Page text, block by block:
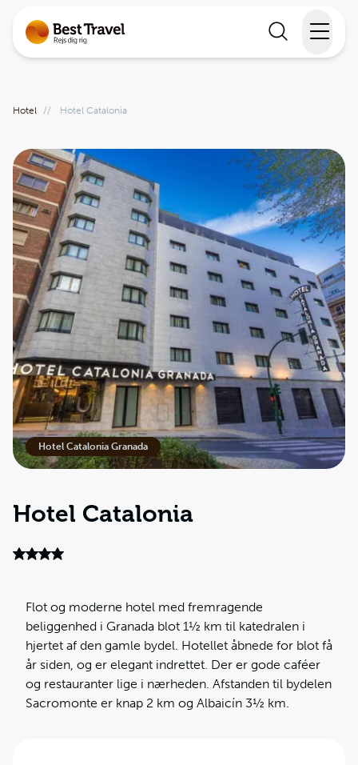
Rejsekalender
Inspiration
Information
Min Rejse
Hotel // Hotel Catalonia
Hotel Catalonia Granada
Hotel Catalonia
Flot og moderne hotel med fremragende
beliggenhed i Granada blot 1½ km til katedralen i
hjertet af den gamle bydel. Hotellet åbnede for blot få
år siden, og er elegant indrettet. Der er gode caféer
og restauranter lige i nærheden. Afstanden til bydelen
Sacromonte er knap 2 km og Albaicín 3½ km.